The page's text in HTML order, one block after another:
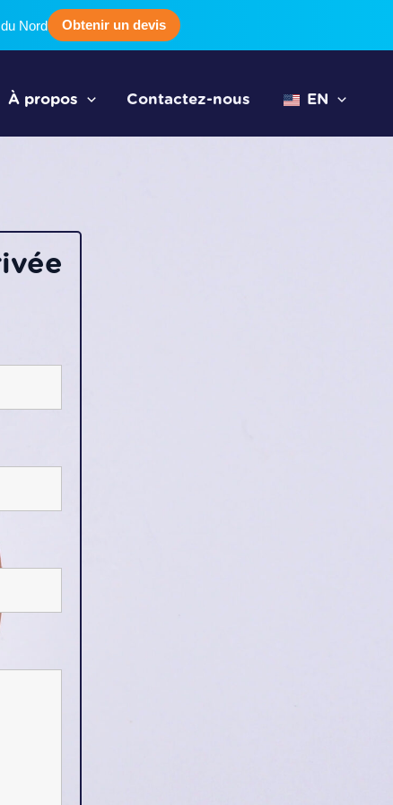
Nord Obtenir un devis
À propos Contactez-nous EN